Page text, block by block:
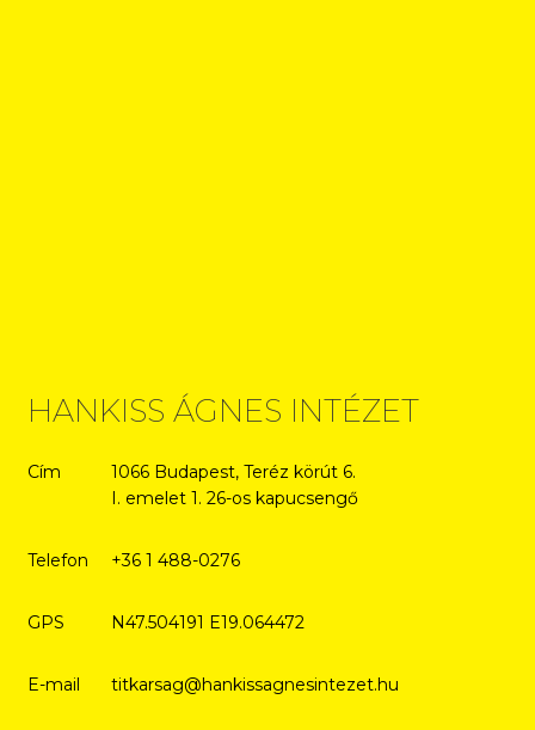
HANKISS ÁGNES INTÉZET
Cím
1066 Budapest, Teréz körút 6.
I. emelet 1. 26-os kapucsengő
Telefon +36 1 488-0276
GPS N47.504191 E19.064472
E-mail titkarsag@hankissagnesintezet.hu